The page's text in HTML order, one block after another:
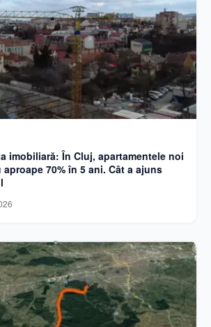
imobiliară: În Cluj, apartamentele noi
70% în 5 ani. Cât a ajuns